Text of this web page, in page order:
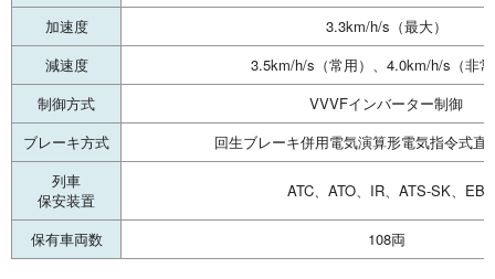
加速度
3.3km/h/s（最大）
減速度
3.5km/h/s（常用）、4.0km/h/s（非
制御方式
VVVFインバーター制御
ブレーキ方式
回生ブレーキ併用電気演算形電気指令式直
列車
保安装置
ATC、ATO、IR、ATS-SK、EB
保有車両数 108両